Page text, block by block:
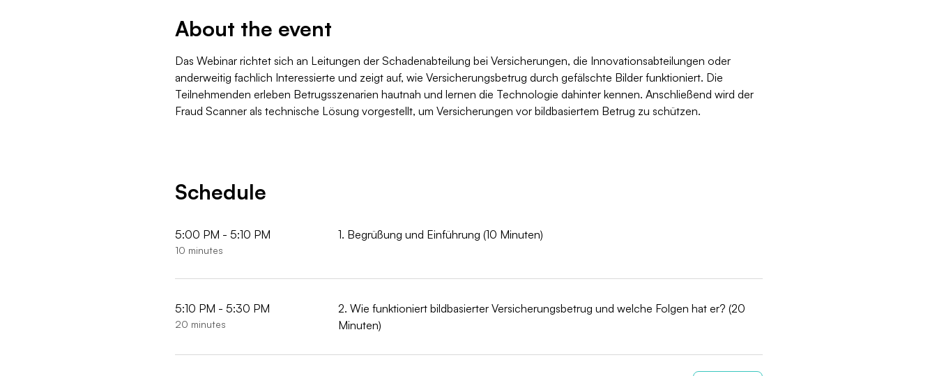
About the event
Das Webinar richtet sich an Leitungen der Schadenabteilung bei Versicherungen, die Innovationsabteilungen oder
anderweitig fachlich Interessierte und zeigt auf, wie Versicherungsbetrug durch gefälschte Bilder funktioniert. Die
Teilnehmenden erleben Betrugsszenarien hautnah und lernen die Technologie dahinter kennen. Anschließend wird der
Fraud Scanner als technische Lösung vorgestellt, um Versicherungen vor bildbasiertem Betrug zu schützen.
Schedule
5:00 PM - 5:10 PM
10 minutes
1. Begrüßung und Einführung (10 Minuten)
5:10 PM - 5:30 PM
20 minutes
2. Wie funktioniert bildbasierter Versicherungsbetrug und welche Folgen hat er? (20
Minuten)